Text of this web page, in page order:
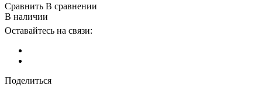
Сравнить В сравнении
В наличии
Оставайтесь на связи:
Поделиться